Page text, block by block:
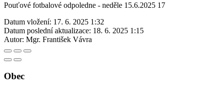
Pouťové fotbalové odpoledne - neděle 15.6.2025 17
Datum vložení: 17. 6. 2025 1:32
Datum poslední aktualizace: 18. 6. 2025 1:15
Autor: Mgr. František Vávra
Obec